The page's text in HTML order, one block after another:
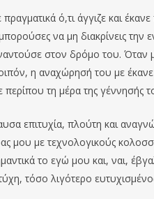
ό,τι άγγιζε και
να μη διακρίνεις την
στον δρόμο του. Όταν
η αναχώρησή του με
περίπου τη μέρα της γέννησής
επιτυχία, πλούτη και
μου με τεχνολογικούς
το εγώ μου και, ναι,
τόσο λιγότερο